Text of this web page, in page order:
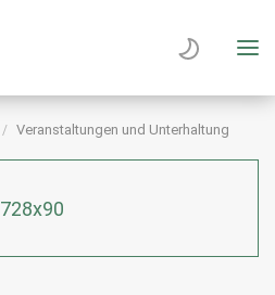
Veranstaltungen und Unterhaltung
728x90